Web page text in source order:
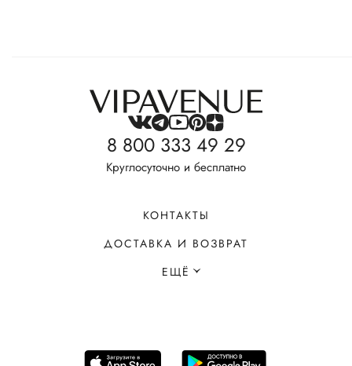
8 800 333 49 29
Круглосуточно и бесплатно
КОНТАКТЫ
ДОСТАВКА И ВОЗВРАТ
ЕЩЁ